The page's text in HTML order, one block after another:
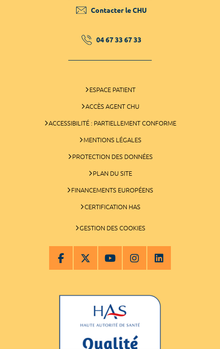
Contacter le CHU
04 67 33 67 33
ESPACE PATIENT
ACCÈS AGENT CHU
ACCESSIBILITÉ : PARTIELLEMENT CONFORME
MENTIONS LÉGALES
PROTECTION DES DONNÉES
PLAN DU SITE
FINANCEMENTS EUROPÉENS
CERTIFICATION HAS
GESTION DES COOKIES